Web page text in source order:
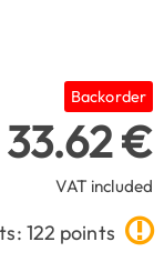
Backorder
33.62 €
VAT included
122 points